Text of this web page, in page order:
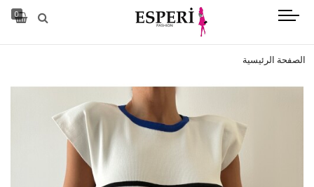
0
الصفحة الرئيسية